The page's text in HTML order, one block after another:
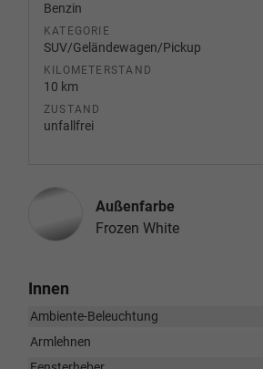
Benzin
KATEGORIE
SUV/Geländewagen/Pickup
KILOMETERSTAND
10 km
ZUSTAND
unfallfrei
Außenfarbe
Frozen White
Innen
Ambiente-Beleuchtung
Armlehnen